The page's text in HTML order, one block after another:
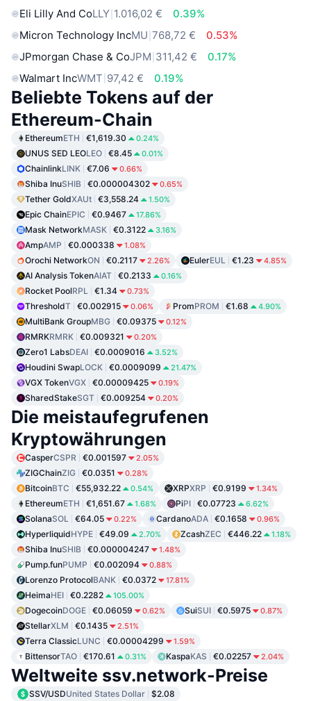
Eli Lilly And CoLLY 1.016,02 €
0.39%
Micron Technology IncMU 768,72 €
0.53%
JPmorgan Chase & CoJPM 311,42 €
0.17%
Walmart IncWMT 97,42 € 0.19%
Beliebte Tokens auf der
Ethereum-Chain
EthereumETH €1,619.30 0.24%
UNUS SED LEOLEO €8.45 0.01%
ChainlinkLINK €7.06 0.66%
Shiba InuSHIB €0.000004302 0.65%
Tether GoldXAUt €3,558.24 1.50%
Epic ChainEPIC €0.9467 17.86%
Mask NetworkMASK €0.3122 3.16%
AmpAMP €0.000338 1.08%
Orochi NetworkON €0.2117 2.26% EulerEUL €1.23 4.85%
AI Analysis TokenAIAT €0.2133 0.16%
Rocket PoolRPL €1.34 0.73%
ThresholdT €0.002915 0.06% PromPROM €1.68 4.90%
MultiBank GroupMBG €0.09375 0.12%
RMRKRMRK €0.009321 0.20%
Zero1 LabsDEAI €0.0009016 3.52%
Houdini SwapLOCK €0.0009099 21.47%
VGX TokenVGX €0.00009425 0.19%
SharedStakeSGT €0.009254 0.20%
Die meistaufegrufenen
Kryptowährungen
CasperCSPR €0.001597 2.05%
ZIGChainZIG €0.0351 0.28%
BitcoinBTC €55,932.22 0.54% XRPXRP €0.9199 1.34%
EthereumETH €1,651.67 1.68% PiPI €0.07723 6.62%
SolanaSOL €64.05 0.22% CardanoADA €0.1658 0.96%
HyperliquidHYPE €49.09 2.70% ZcashZEC €446.22 1.18%
Shiba InuSHIB €0.000004247 1.48%
Pump.funPUMP €0.002094 0.88%
Lorenzo ProtocolBANK €0.0372 17.81%
HeimaHEI €0.2282 105.00%
DogecoinDOGE €0.06059 0.62% SuiSUI €0.5975 0.87%
StellarXLM €0.1435 2.51%
Terra ClassicLUNC €0.00004299 1.59%
BittensorTAO €170.61 0.31% KaspaKAS €0.02257 2.04%
Weltweite ssv.network-Preise
SSV/USDUnited States Dollar $2.08